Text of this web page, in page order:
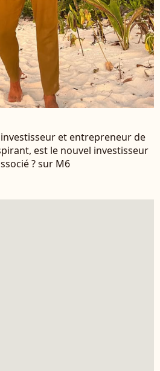
et entrepreneur de
est le nouvel investisseur
? sur M6